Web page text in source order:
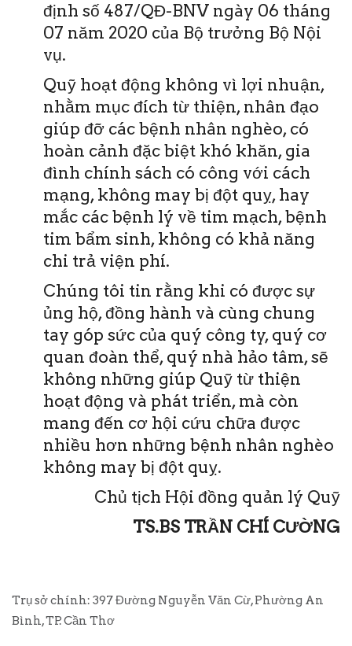
định số 487/QĐ-BNV ngày 06 tháng
07 năm 2020 của Bộ trưởng Bộ Nội
vụ.
Quỹ hoạt động không vì lợi nhuận,
nhằm mục đích từ thiện, nhân đạo
giúp đỡ các bệnh nhân nghèo, có
hoàn cảnh đặc biệt khó khăn, gia
đình chính sách có công với cách
mạng, không may bị đột quỵ, hay
mắc các bệnh lý về tim mạch, bệnh
tim bẩm sinh, không có khả năng
chi trả viện phí.
Chúng tôi tin rằng khi có được sự
ủng hộ, đồng hành và cùng chung
tay góp sức của quý công ty, quý cơ
quan đoàn thể, quý nhà hảo tâm, sẽ
không những giúp Quỹ từ thiện
hoạt động và phát triển, mà còn
mang đến cơ hội cứu chữa được
nhiều hơn những bệnh nhân nghèo
không may bị đột quỵ.
Chủ tịch Hội đồng quản lý Quỹ
TS.BS TRẦN CHÍ CƯỜNG
Trụ sở chính: 397 Đường Nguyễn Văn Cừ, Phường An
Bình, TP. Cần Thơ